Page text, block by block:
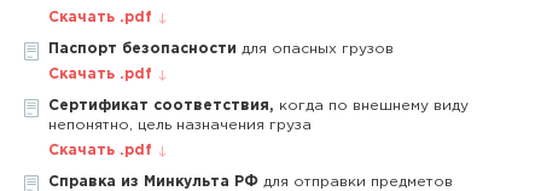
Скачать .pdf
Паспорт безопасности для опасных грузов
Скачать .pdf
Сертификат соответствия, когда по внешнему виду
непонятно, цель назначения груза
Скачать .pdf
Справка из Минкульта РФ для отправки предметов